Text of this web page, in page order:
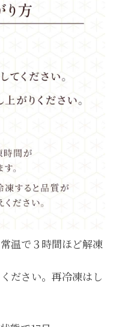
温で３時間ほど解凍
ださい。再冷凍はし